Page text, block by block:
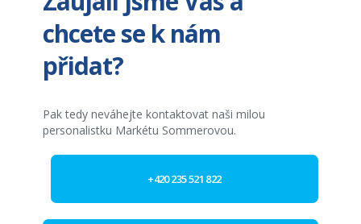
chcete se k nám
přidat?
Pak tedy neváhejte kontaktovat naši milou
personalistku Markétu Sommerovou.
+420 235 521 822